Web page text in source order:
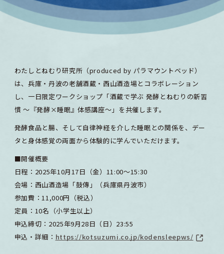
わたしとねむり研究所（produced by パラマウントベッド）
は、兵庫・丹波の老舗酒蔵・西山酒造場とコラボレーション
し、一日限定ワークショップ「酒蔵で学ぶ 発酵とねむりの新習
慣 〜『発酵×睡眠』体感講座〜」を共催します。
発酵食品と腸、そして自律神経を介した睡眠との関係を、デー
タと身体感覚の両面から体験的に学んでいただけます。
■開催概要
日程：2025年10月17日（金）11:00〜15:30
会場：西山酒造場「鼓傳」（兵庫県丹波市）
参加費：11,000円（税込）
定員：10名（小学生以上）
申込締切：2025年9月28日（日）23:55
申込・詳細： https://kotsuzumi.co.jp/kodensleepws/